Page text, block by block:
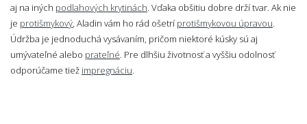
aj na iných podlahových krytinách . Vďaka obšitiu dobre drží tvar. Ak nie
je protišmykový , Aladin vám ho rád ošetríprotišmykovou úpravou
Údržba je jednoduchá vysávaním, pričom niektoré kúsky sú aj
umývateľné alebo prateľné . Pre dlhšiu životnosť a vyššiu odolnosť
odporúčame tiež impregnáciu